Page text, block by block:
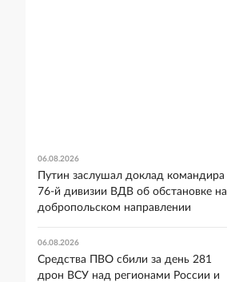
06.08.2026
Путин заслушал доклад командира
76-й дивизии ВДВ об обстановке на
добропольском направлении
06.08.2026
Средства ПВО сбили за день 281
дрон ВСУ над регионами России и